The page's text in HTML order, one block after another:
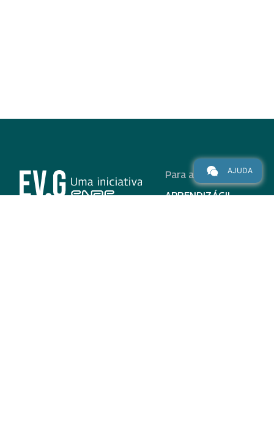
Para alunos
APRENDIZÁGIL
AJUDA